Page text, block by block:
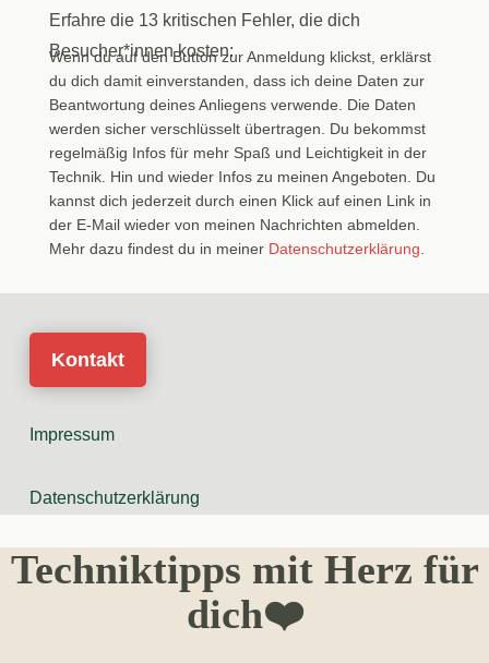
Erfahre die 13 kritischen Fehler, die dich
Besucher*innen kosten:
Wenn du auf den Button zur Anmeldung klickst, erklärst
du dich damit einverstanden, dass ich deine Daten zur
Beantwortung deines Anliegens verwende. Die Daten
werden sicher verschlüsselt übertragen. Du bekommst
regelmäßig Infos für mehr Spaß und Leichtigkeit in der
Technik. Hin und wieder Infos zu meinen Angeboten. Du
kannst dich jederzeit durch einen Klick auf einen Link in
der E-Mail wieder von meinen Nachrichten abmelden.
Mehr dazu findest du in meiner Datenschutzerklärung
Kontakt
Impressum
Datenschutzerklärung
Techniktipps mit Herz für
dich❤️